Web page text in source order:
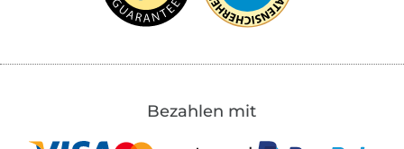
Bezahlen mit